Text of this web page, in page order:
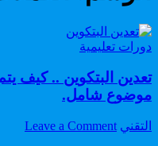
Posted
دورات تعليمية
تعدين البتكوين .. كيف
موضوع شامل.
Author:
التقني Leave a Comment
on